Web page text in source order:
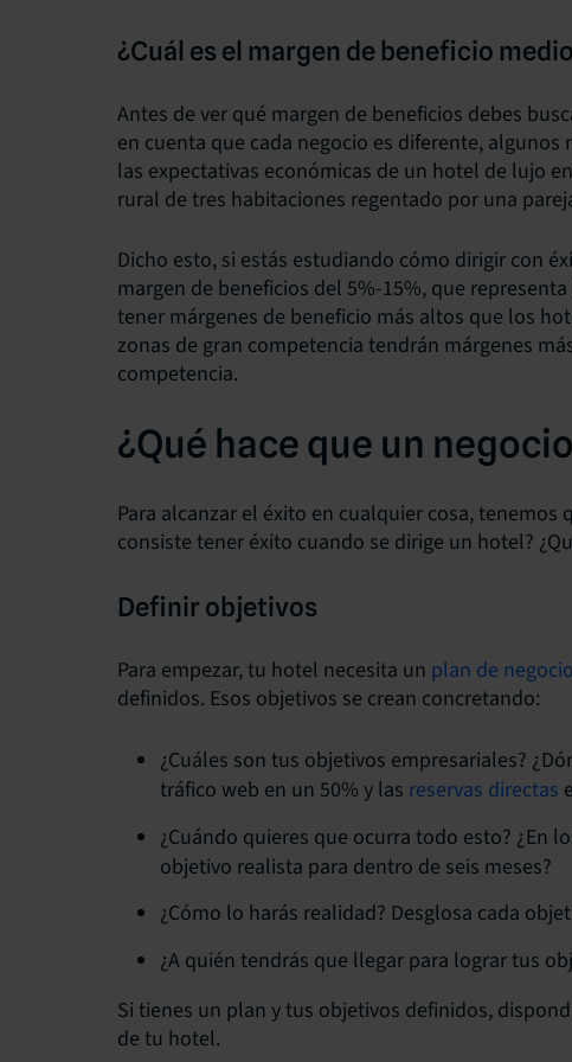
¿Cuál es el margen de beneficio
Antes de ver qué margen de beneficios debes
en cuenta que cada negocio es diferente,
las expectativas económicas de un hotel de lujo
rural de tres habitaciones regentado por una
Dicho esto, si estás estudiando cómo dirigir con
margen de beneficios del 5%-15%, que
tener márgenes de beneficio más altos que los
zonas de gran competencia tendrán márgenes
competencia.
¿Qué hace que un
Para alcanzar el éxito en cualquier cosa, tenemos
consiste tener éxito cuando se dirige un hotel?
Definir objetivos
Para empezar, tu hotel necesita un plan de negocio
definidos. Esos objetivos se crean concretando:
¿Cuáles son tus objetivos empresariales?
tráfico web en un 50% y las reservas directas
¿Cuándo quieres que ocurra todo esto? ¿En
objetivo realista para dentro de seis meses?
¿Cómo lo harás realidad? Desglosa cada
¿A quién tendrás que llegar para lograr tus
Si tienes un plan y tus objetivos definidos,
de tu hotel.